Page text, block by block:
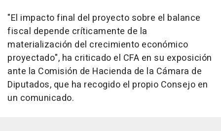
"El impacto final del proyecto sobre el balance
fiscal depende críticamente de la
materialización del crecimiento económico
proyectado", ha criticado el CFA en su exposición
ante la Comisión de Hacienda de la Cámara de
Diputados, que ha recogido el propio Consejo en
un comunicado.